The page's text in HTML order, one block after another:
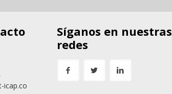
icap.co
Síganos en nuestras
redes